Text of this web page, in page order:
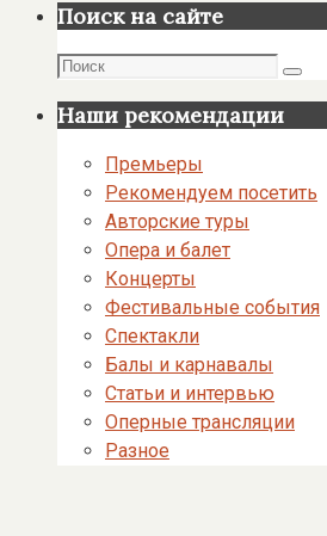
Поиск на сайте
Поиск
Поиск
Наши рекомендации
Премьеры
Рекомендуем посетить
Авторские туры
Опера и балет
Концерты
Фестивальные события
Спектакли
Балы и карнавалы
Статьи и интервью
Оперные трансляции
Разное